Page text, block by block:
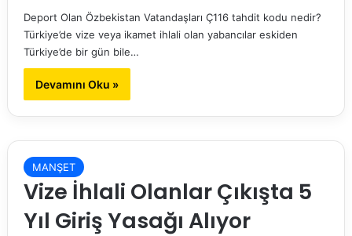
Deport Olan Özbekistan Vatandaşları Ç116 tahdit kodu nedir?
Türkiye’de vize veya ikamet ihlali olan yabancılar eskiden
Türkiye’de bir gün bile…
Devamını Oku »
MANŞET
Vize İhlali Olanlar Çıkışta 5
Yıl Giriş Yasağı Alıyor